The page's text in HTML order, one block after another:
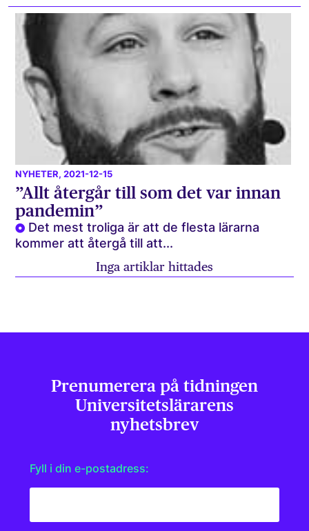
NYHETER, 2021-12-15
”Allt återgår till som det var innan
pandemin”
Det mest troliga är att de flesta lärarna
kommer att återgå till att...
Inga artiklar hittades
Prenumerera på tidningen
Universitets­lärarens
nyhetsbrev
Fyll i din e-postadress: